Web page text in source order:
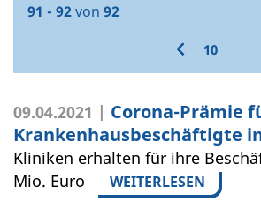
91 - 92von 92
10
09.04.2021 | Corona-Prämie
Krankenhausbeschäftigte
Kliniken erhalten für ihre
Mio. Euro
WEITERLESEN